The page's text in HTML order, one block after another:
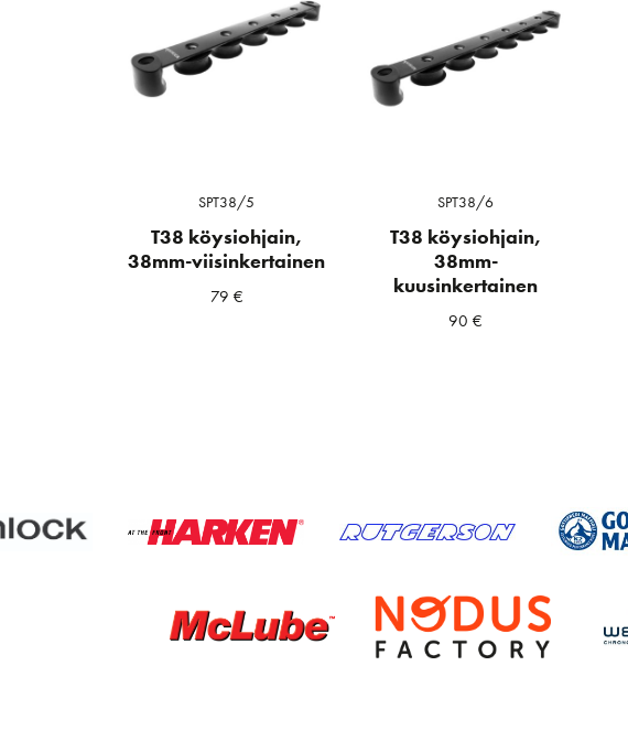
SPT38/5
T38 köysiohjain,
38mm-viisinkertainen
79 €
SPT38/6
T38 köysiohjain,
38mm-
kuusinkertainen
90€